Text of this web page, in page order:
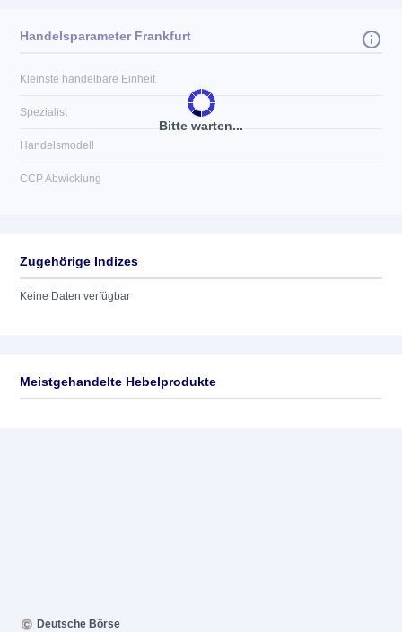
Bitte warten...
Handelsparameter Frankfurt
Kleinste handelbare Einheit
Spezialist
Handelsmodell
CCP Abwicklung
Zugehörige Indizes
Keine Daten verfügbar
Meistgehandelte Hebelprodukte
Deutsche Börse